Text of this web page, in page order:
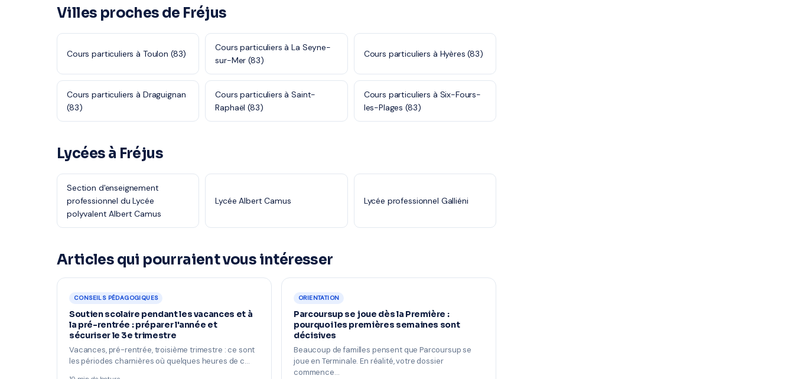
Villes proches de Fréjus
Cours particuliers à Toulon (83)
Cours particuliers à La Seyne-
sur-Mer (83)
Cours particuliers à Hyères (83)
Cours particuliers à Draguignan
(83)
Cours particuliers à Saint-
Raphaël (83)
Cours particuliers à Six-Fours-
les-Plages (83)
Lycées à Fréjus
Section d'enseignement
professionnel du Lycée
polyvalent Albert Camus
Lycée Albert Camus Lycée professionnel Galliéni
Articles qui pourraient vous intéresser
CONSEILS PÉDAGOGIQUES
Soutien scolaire pendant les vacances et à
la pré-rentrée : préparer l'année et
sécuriser le 3e trimestre
Vacances, pré-rentrée, troisième trimestre : ce sont
les périodes charnières où quelques heures de c…
ORIENTATION
Parcoursup se joue dès la Première :
pourquoi les premières semaines sont
décisives
Beaucoup de familles pensent que Parcoursup se
joue en Terminale. En réalité, votre dossier
commence…